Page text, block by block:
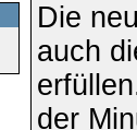
Die
auch
der